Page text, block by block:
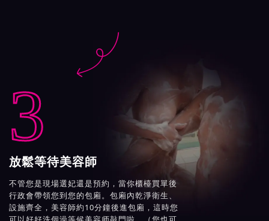

3
放鬆等待美容師
不管您是現場選妃還是預約，當你櫃檯買單後
行政會帶領您到您的包廂。包廂內乾淨衛生、
設施齊全，美容師約10分鐘後進包廂，這時您